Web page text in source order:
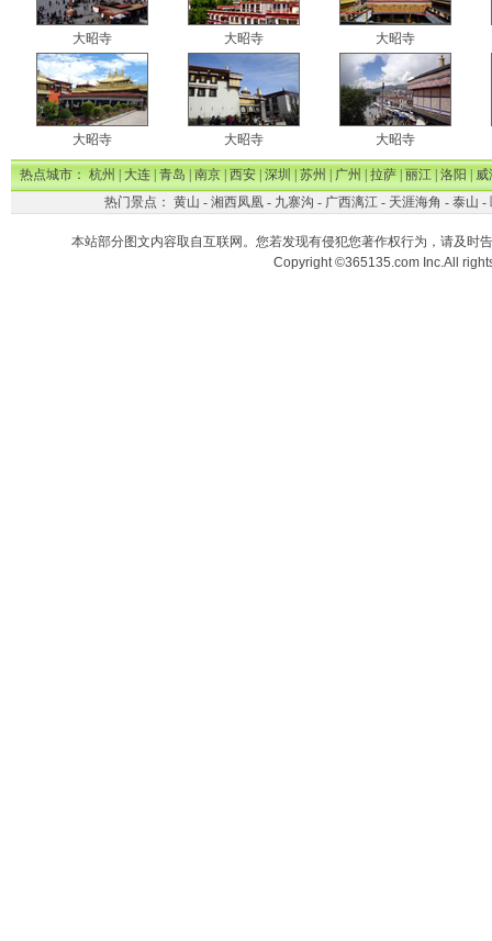
大昭寺 大昭寺 大昭寺
大昭寺 大昭寺 大昭寺
热点城市：杭州|大连|青岛|南京|西安|深圳|苏州|广州|拉萨|丽江|洛阳|威
热门景点： 黄山 - 湘西凤凰- 九寨沟 - 广西漓江- 天涯海角 - 泰山 -
本站部分图文内容取自互联网。您若发现有侵犯您著作权行为，请及时
Copyright ©365135.com Inc.All